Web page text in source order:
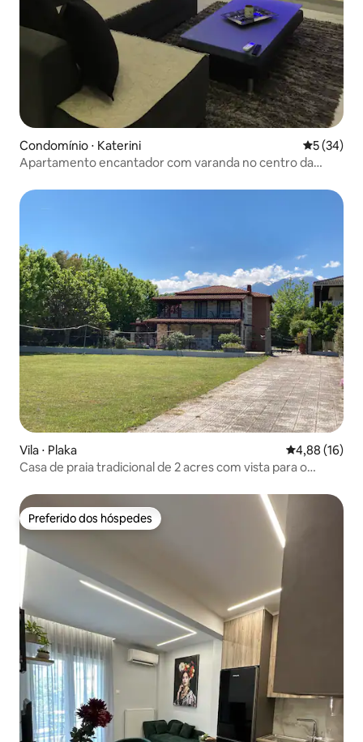
Condomínio ⋅ Katerini 5 de uma
5 (34)
Apartamento encantador com varanda no centro da
Vila ⋅ Plaka 4,88 de uma
4,88 (16)
Casa de praia tradicional de 2 acres com vista para o
Preferido dos hóspedes
Preferido dos hóspedes